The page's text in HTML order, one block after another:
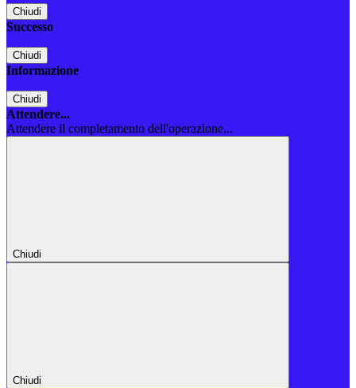
Chiudi
Successo
Chiudi
Informazione
Chiudi
Attendere...
Attendere il completamento dell'operazione...
Chiudi
Chiudi